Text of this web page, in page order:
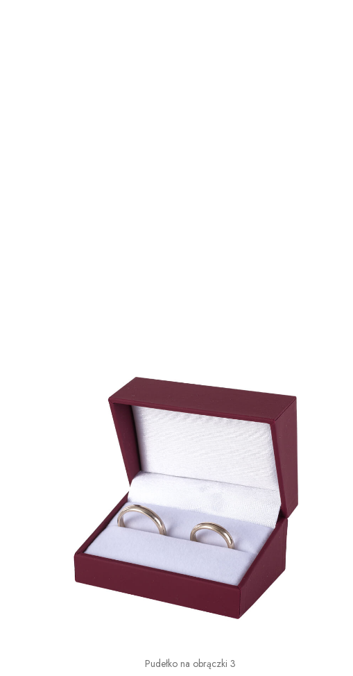
Pudełko na obrączki 3